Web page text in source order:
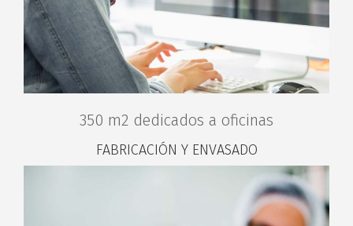
350 m2 dedicados a oficinas
FABRICACIÓN Y ENVASADO